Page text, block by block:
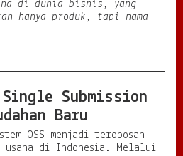
di dunia bisnis, yang
hanya produk, tapi nama
Submission
Baru
OSS menjadi terobosan
usaha di Indonesia. Melalui